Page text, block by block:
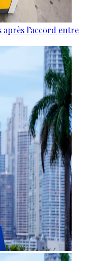
après l’accord entre